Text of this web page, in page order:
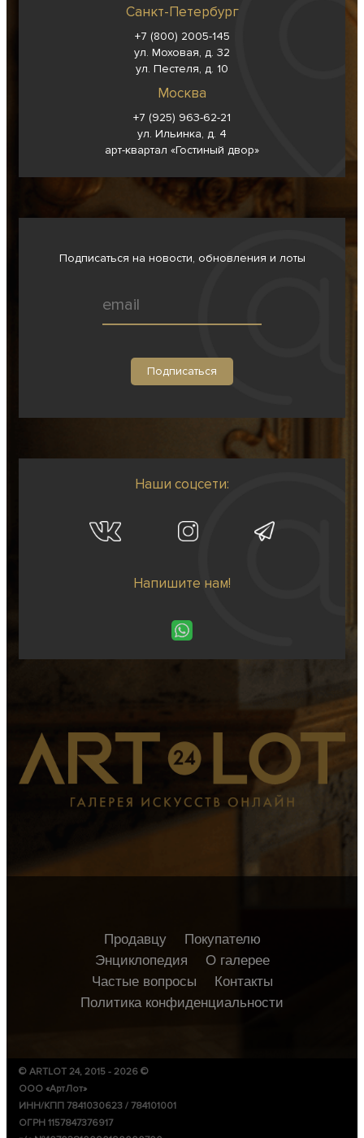
Санкт-Петербург
+7 (800) 2005-145
ул. Моховая, д. 32
ул. Пестеля, д. 10
Москва
+7 (925) 963-62-21
ул. Ильинка, д. 4
арт-квартал «Гостиный двор»
Подписаться на новости, обновления и лоты
Наши соцсети:
Напишите нам!
Продавцу
Покупателю
Энциклопедия
О галерее
Частые вопросы
Контакты
Политика конфиденциальности
© ARTLOT 24, 2015 - 2026 ©
ООО «АртЛот»
ИНН/КПП 7841030623 / 784101001
ОГРН 1157847376917